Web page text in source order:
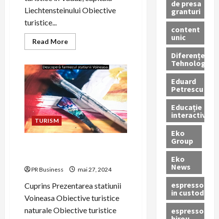
Liechtensteinului Obiective
turistice...
Read MoreRead
more
frumusețea
Liechtensteinului,
o
țară
mică
cu
o
istorie
bogată.
TURISM
PR Business mai 27, 2024
Cuprins Prezentarea statiunii
Voineasa Obiective turistice
naturale Obiective turistice
de presa
granturi
content
unic
Diferențe
Tehnologice
Eduard
Petrescu
Educație
interactivă
Eko
Group
Eko
News
espressoare
in custodie
espressor